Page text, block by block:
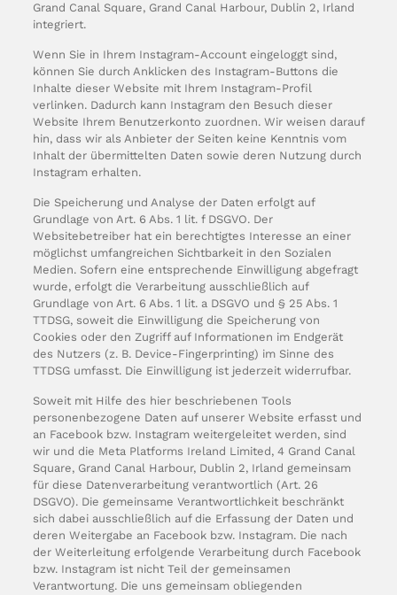
Grand Canal Square, Grand Canal Harbour, Dublin 2, Irland
integriert.
Wenn Sie in Ihrem Instagram-Account eingeloggt sind,
können Sie durch Anklicken des Instagram-Buttons die
Inhalte dieser Website mit Ihrem Instagram-Profil
verlinken. Dadurch kann Instagram den Besuch dieser
Website Ihrem Benutzerkonto zuordnen. Wir weisen darauf
hin, dass wir als Anbieter der Seiten keine Kenntnis vom
Inhalt der übermittelten Daten sowie deren Nutzung durch
Instagram erhalten.
Die Speicherung und Analyse der Daten erfolgt auf
Grundlage von Art. 6 Abs. 1 lit. f DSGVO. Der
Websitebetreiber hat ein berechtigtes Interesse an einer
möglichst umfangreichen Sichtbarkeit in den Sozialen
Medien. Sofern eine entsprechende Einwilligung abgefragt
wurde, erfolgt die Verarbeitung ausschließlich auf
Grundlage von Art. 6 Abs. 1 lit. a DSGVO und § 25 Abs. 1
TTDSG, soweit die Einwilligung die Speicherung von
Cookies oder den Zugriff auf Informationen im Endgerät
des Nutzers (z. B. Device-Fingerprinting) im Sinne des
TTDSG umfasst. Die Einwilligung ist jederzeit widerrufbar.
Soweit mit Hilfe des hier beschriebenen Tools
personenbezogene Daten auf unserer Website erfasst und
an Facebook bzw. Instagram weitergeleitet werden, sind
wir und die Meta Platforms Ireland Limited, 4 Grand Canal
Square, Grand Canal Harbour, Dublin 2, Irland gemeinsam
für diese Datenverarbeitung verantwortlich (Art. 26
DSGVO). Die gemeinsame Verantwortlichkeit beschränkt
sich dabei ausschließlich auf die Erfassung der Daten und
deren Weitergabe an Facebook bzw. Instagram. Die nach
der Weiterleitung erfolgende Verarbeitung durch Facebook
bzw. Instagram ist nicht Teil der gemeinsamen
Verantwortung. Die uns gemeinsam obliegenden